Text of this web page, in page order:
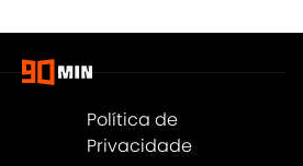
Política de
Privacidade